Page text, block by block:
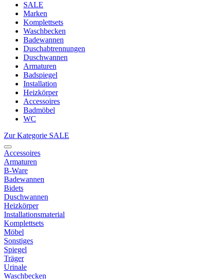
SALE
Marken
Komplettsets
Waschbecken
Badewannen
Duschabtrennungen
Duschwannen
Armaturen
Badspiegel
Installation
Heizkörper
Accessoires
Badmöbel
WC
Zur Kategorie SALE
Accessoires
Armaturen
B-Ware
Badewannen
Bidets
Duschwannen
Heizkörper
Installationsmaterial
Komplettsets
Möbel
Sonstiges
Spiegel
Träger
Urinale
Waschbecken